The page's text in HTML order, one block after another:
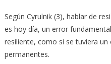
Según Cyrulnik (3), hablar de
es hoy día, un error
resiliente, como si se tuviera un
permanentes.